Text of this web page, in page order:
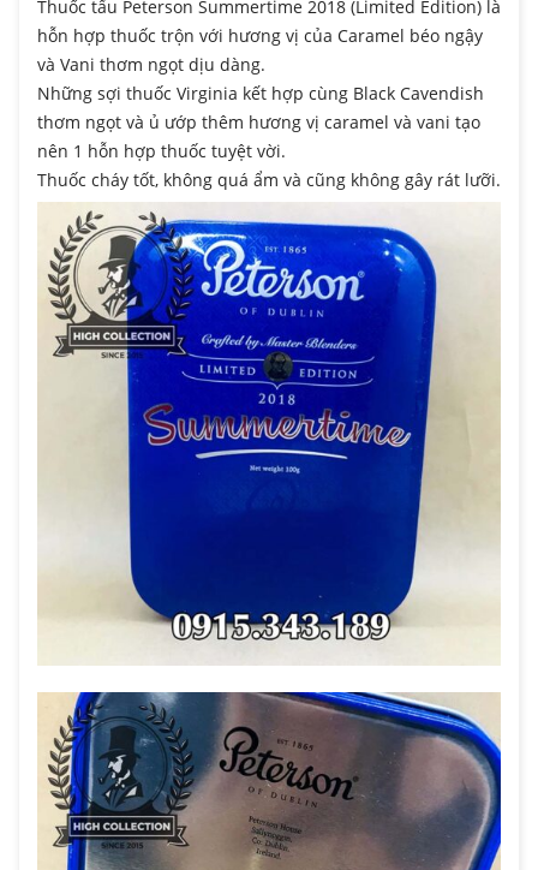
Thuốc tẩu Peterson Summertime 2018 (Limited Edition) là
hỗn hợp thuốc trộn với hương vị của Caramel béo ngậy
và Vani thơm ngọt dịu dàng.
Những sợi thuốc Virginia kết hợp cùng Black Cavendish
thơm ngọt và ủ ướp thêm hương vị caramel và vani tạo
nên 1 hỗn hợp thuốc tuyệt vời.
Thuốc cháy tốt, không quá ẩm và cũng không gây rát lưỡi.